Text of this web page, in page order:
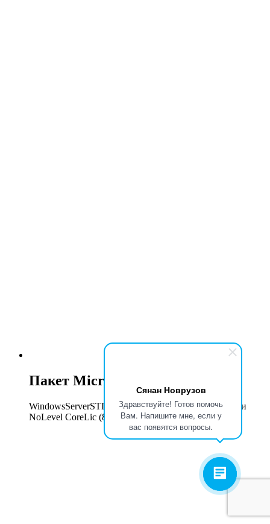
Сянан Новрузов
Здравствуйте! Готов помочь
Вам. Напишите мне, если у
вас появятся вопросы.
Пакет Microsoft
WindowsServerSTDCore 2019 SNGL OLP 2 лицензии
NoLevel CoreLic (8 ядер)